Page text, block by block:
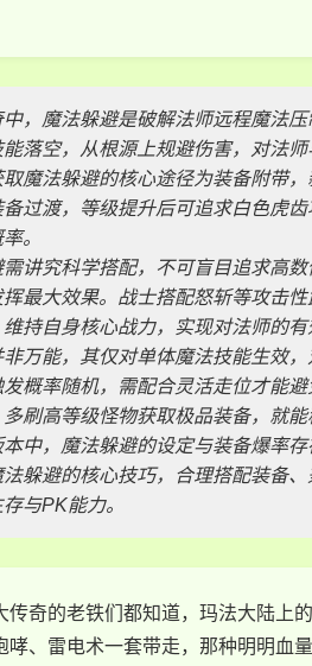
中，魔法躲避是破解法师远程魔法
落空，从根源上规避伤害，对法
取魔法躲避的核心途径为装备附带
过渡，等级提升后可追求白色虎
。
讲究科学搭配，不可盲目追求高
最大效果。战士搭配怒斩等攻击
持自身核心战力，实现对法师的有
万能，其仅对单体魔法技能生效
发概率随机，需配合灵活走位才能
刷高等级怪物获取极品装备，就能
本中，魔法躲避的设定与装备爆率
躲避的核心技巧，合理搭配装备
与PK能力。
传奇的老铁们都知道，玛法大陆上
哮、雷电术一套带走，那种明明血